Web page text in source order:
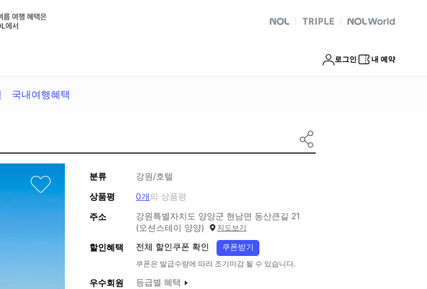
NOL 트리플 Global Interpark
로그인 내 예약
국내여행혜택
분류
강원/호텔
상품평
0개의 상품평
주소
강원특별자치도 양양군 현남면 동산큰길 21
(오션스테이 양양)
지도보기
할인혜택 전체 할인쿠폰 확인 쿠폰받기
쿠폰은 발급수량에 따라 조기마감 될 수 있습니다.
우수회원 등급별 혜택